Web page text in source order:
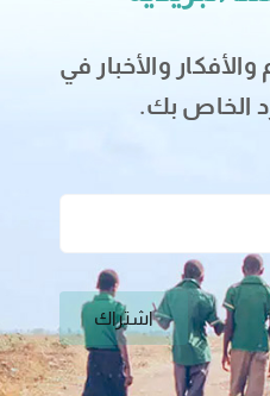
والأخبار في
الخاص بك.
اشتراك